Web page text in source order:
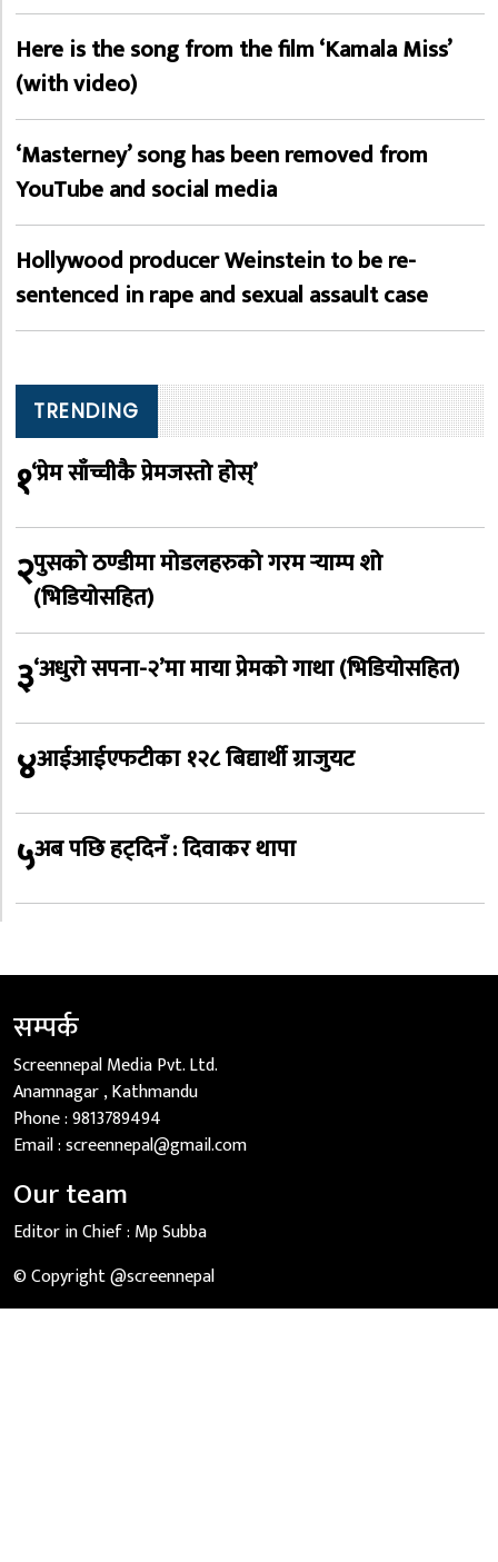
Here is the song from the film ‘Kamala Miss’
(with video)
‘Masterney’ song has been removed from
YouTube and social media
Hollywood producer Weinstein to be re-
sentenced in rape and sexual assault case
TRENDING
१‘प्रेम साँच्चीकै प्रेमजस्तो होस्’
२पुसको ठण्डीमा मोडलहरुको गरम र्‍याम्प शो
(भिडियोसहित)
३‘अधुरो सपना-२’मा माया प्रेमको गाथा (भिडियोसहित)
४आईआईएफटीका १२८ बिद्यार्थी ग्राजुयट
५अब पछि हट्दिनँ : दिवाकर थापा
सम्पर्क
Screennepal Media Pvt. Ltd.
Anamnagar , Kathmandu
Phone :9813789494
Email :screennepal@gmail.com
Our team
Editor in Chief : Mp Subba
© Copyright @screennepal